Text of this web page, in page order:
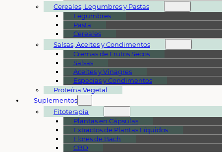
Cereales, Legumbres y Pastas
Legumbres
Pasta
Cereales
Salsas, Aceites y Condimentos
Cremas de Frutos Secos
Salsas
Aceites y Vinagres
Especias y Condimentos
Proteína Vegetal
Suplementos
Fitoterapia
Plantas en Cápsulas
Extractos de Plantas Líquidos
Flores de Bach
CBD